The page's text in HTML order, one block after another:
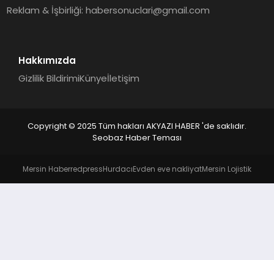
Reklam & İşbirliği:habersonuclari@gmail.com
Hakkımızda
Gizlilik BildirimiKünyeİletişim
Copyright © 2025 Tüm hakları AKYAZI HABER 'de saklıdır.
Seobaz Haber Teması
Mersin HaberredpressHurdacıEvden eve nakliyatMersin Lojistik